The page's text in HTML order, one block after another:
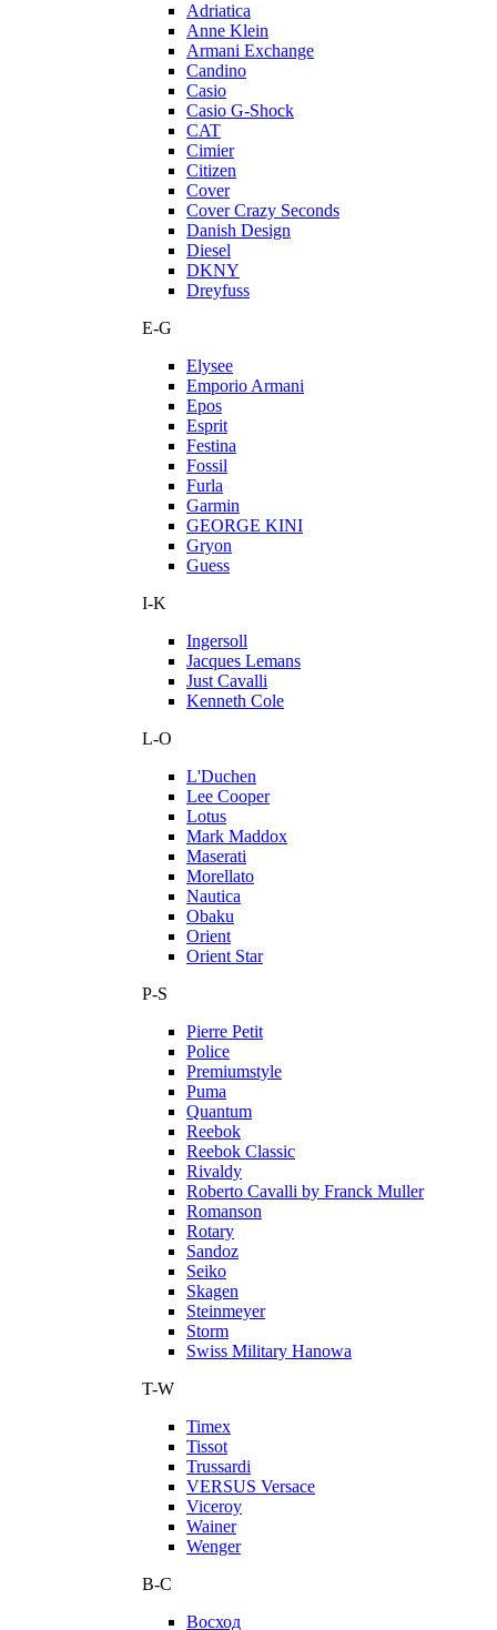
Adriatica
Anne Klein
Armani Exchange
Candino
Casio
Casio G-Shock
CAT
Cimier
Citizen
Cover
Cover Crazy Seconds
Danish Design
Diesel
DKNY
Dreyfuss
E-G
Elysee
Emporio Armani
Epos
Esprit
Festina
Fossil
Furla
Garmin
GEORGE KINI
Gryon
Guess
I-K
Ingersoll
Jacques Lemans
Just Cavalli
Kenneth Cole
L-O
L'Duchen
Lee Cooper
Lotus
Mark Maddox
Maserati
Morellato
Nautica
Obaku
Orient
Orient Star
P-S
Pierre Petit
Police
Premiumstyle
Puma
Quantum
Reebok
Reebok Classic
Rivaldy
Roberto Cavalli by Franck Muller
Romanson
Rotary
Sandoz
Seiko
Skagen
Steinmeyer
Storm
Swiss Military Hanowa
T-W
Timex
Tissot
Trussardi
VERSUS Versace
Viceroy
Wainer
Wenger
В-С
Восход